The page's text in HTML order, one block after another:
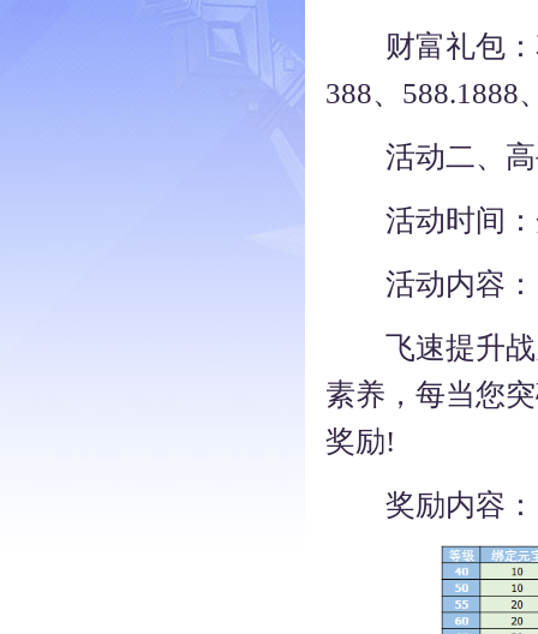
财富礼包：
388、588.1888
活动二、高
活动时间：
活动内容：
飞速提升战
素养，每当您
奖励!
奖励内容：